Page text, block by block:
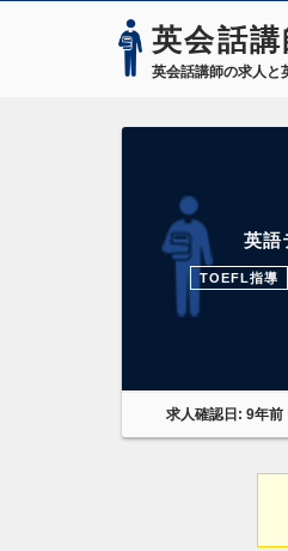
英会話
英会話講師の求人と
英語
TOEFL指導
求人確認日: 9年前